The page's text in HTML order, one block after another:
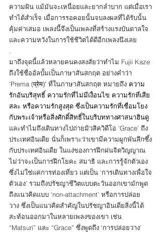
ความฝัน แม้มันจะเหนื่อยและยากลำบาก แต่เมื่อเรา
ทำได้สำเร็จ เมื่อการรอคอยนั้นจบลงผลที่ได้รับนั้น
คุ้มค่าเสมอ เพลงนี้จึงเป็นเพลงที่สร้างแรงบันดาลใจ
และความหวังในการใช้ชีวิตได้ดีอีกเพลงนึงเลย
มาถึงจุดนี้แล้วหลายคนคงสงสัยว่าทำไม Fujii Kaze
ถึงใช้ชื่ออัลบั้มเป็นภาษาสันสกฤต อย่างคำว่า
‘Prema (प्रेम)’ ที่ในภาษาสันสกฤต หมายถึง ความ
รักอันบริสุทธิ์ ความรักที่ไม่มีเงื่อนไข ความรักที่เสีย
สละ หรือความรักสูงสุด ซึ่งเป็นความรักที่เชื่อมโยง
กับพระเจ้าหรือสิ่งศักดิ์สิทธิ์ในบริบททางศาสนาฮินดู
และทำไมถึงเดินทางไปถ่ายมิวสิควิดีโอ ‘Grace’ ถึง
ประเทศอินเดีย นั่นก็เพราะว่าเขามีความผูกพันลึกซึ้ง
กับประเทศอินเดีย ในแง่ของการฝึกฝนจิตวิญญาณ
ไม่ว่าจะเป็นการฝึกโยคะ สมาธิ และการรู้จักตัวเอง
ซึ่งไม่ใช่แค่การท่องเที่ยว แต่เป็น ‘การเดินทางเพื่อใจ
ตัวเอง’ รวมถึงปรัชญาชีวิตแบบตะวันออกเขามักพูด
ถึงแนวคิดแบบ ‘non-attachment’ หรือการปล่อย
วาง ซึ่งเป็นแนวคิดสำคัญในปรัชญาอินเดียสิ่งนี้ได้
สะท้อนออกมาในหลายเพลงของเขา เช่น
“Matsuri” และ “Grace” ซึ่งพูดถึง ‘การปล่อยวาง’